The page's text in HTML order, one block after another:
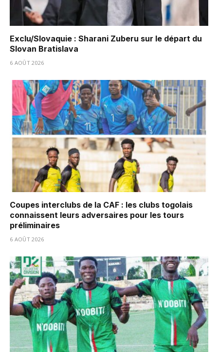
Exclu/Slovaquie : Sharani Zuberu sur le départ du
Slovan Bratislava
6 AOÛT 2026
Coupes interclubs de la CAF : les clubs togolais
connaissent leurs adversaires pour les tours
préliminaires
6 AOÛT 2026